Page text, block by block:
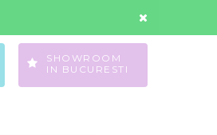
Wishlist
SHOWROOM
IN BUCURESTI